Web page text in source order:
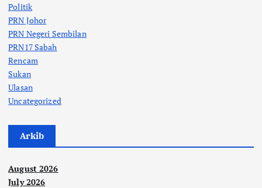
Politik
PRN Johor
PRN Negeri Sembilan
PRN17 Sabah
Rencam
Sukan
Ulasan
Uncategorized
Arkib
August 2026
July 2026